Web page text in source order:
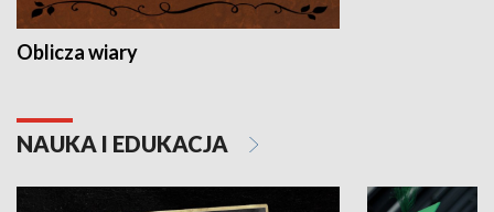
Oblicza wiary
NAUKA I EDUKACJA